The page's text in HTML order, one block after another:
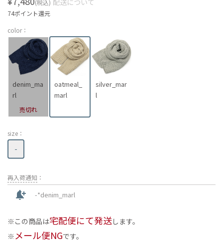
(税込) 配送について
74ポイント還元
color：
denim_ma
rl
売切れ
oatmeal_
marl
silver_mar
l
size：
-
再入荷通知 ：
notification_add -*denim_marl
この商品は宅配便にて発送します。
メール便NGです。